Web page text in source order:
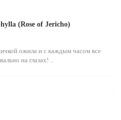
(Rose of Jericho)
ожила и с каждым часом все
на глазах! ..